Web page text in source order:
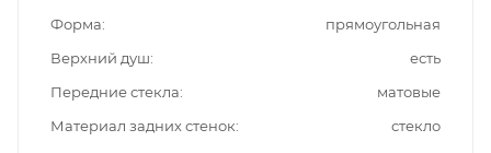
Форма
прямоугольная
Верхний душ
есть
Передние стекла
матовые
Материал задних стенок
стекло